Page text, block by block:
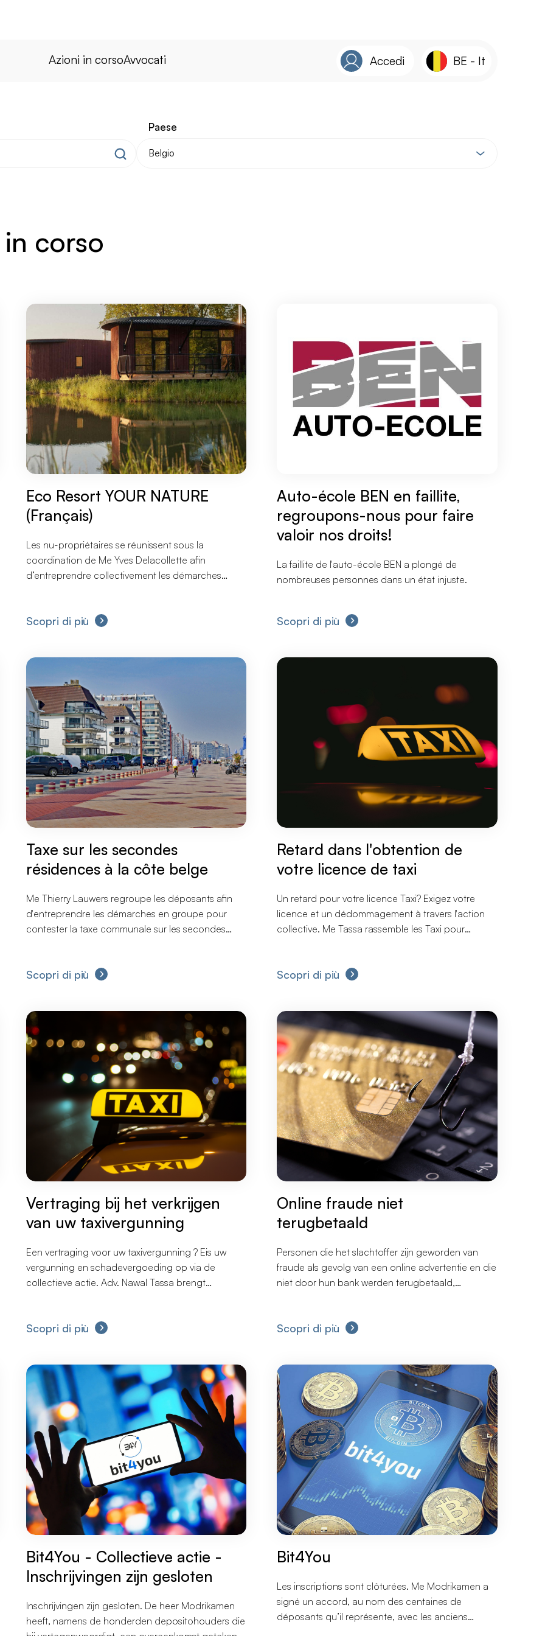
Azioni in corsoAvvocati Accedi BE - It
Paese
corso
Eco Resort YOUR NATURE
(Français)
Les nu-propriétaires se réunissent sous la
coordination de Me Yves Delacollette afin
d’entreprendre collectivement les démarches
judiciaire (PRJ) concernant PERONNES INVEST SA.
Scopri di più
Auto-école BEN en faillite,
regroupons-nous pour faire
valoir nos droits!
La faillite de l'auto-école BEN a plongé de
nombreuses personnes dans un état injuste.
Scopri di più
Taxe sur les secondes
résidences à la côte belge
Me Thierry Lauwers regroupe les déposants afin
d'entreprendre les démarches en groupe pour
contester la taxe communale sur les secondes
Scopri di più
Retard dans l'obtention de
votre licence de taxi
Un retard pour votre licence Taxi? Exigez votre
licence et un dédommagement à travers l'action
collective. Me Tassa rassemble les Taxi pour
licence.
Scopri di più
Vertraging bij het verkrijgen
van uw taxivergunning
Een vertraging voor uw taxivergunning ? Eis uw
vergunning en schadevergoeding op via de
collectieve actie. Adv. Nawal Tassa brengt
aan te vechten.
Scopri di più
Online fraude niet
terugbetaald
Personen die het slachtoffer zijn geworden van
fraude als gevolg van een online advertentie en die
niet door hun bank werden terugbetaald,
teneinde een schadevergoeding te eisen en meer
Scopri di più
Bit4You - Collectieve actie -
Inschrijvingen zijn gesloten
Inschrijvingen zijn gesloten. De heer Modrikamen
heeft, namens de honderden depositohouders die
Bit4You
Les inscriptions sont clôturées. Me Modrikamen a
signé un accord, au nom des centaines de
déposants qu’il représente, avec les anciens